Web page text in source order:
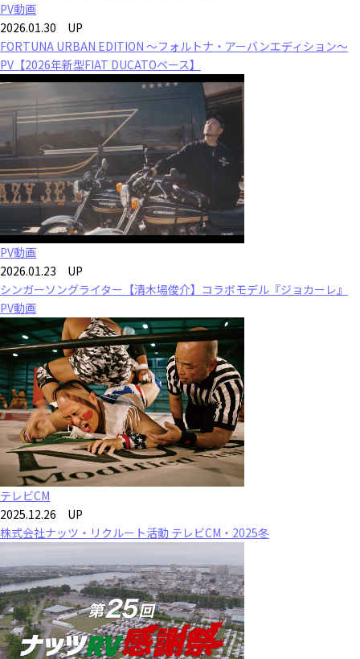
PV動画
2026.01.30 UP
FORTUNA URBAN EDITION ～フォルトナ・アーバンエディション～
PV【2026年新型FIAT DUCATOベース】
PV動画
2026.01.23 UP
シンガーソングライター【清木場俊介】コラボモデル『ジョカーレ』
PV動画
テレビCM
2025.12.26 UP
株式会社ナッツ・リクルート活動 テレビCM・2025冬